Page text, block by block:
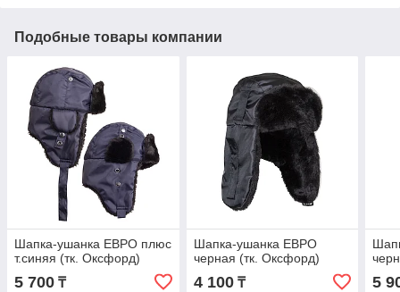
Подобные товары компании
Шапка-ушанка ЕВРО плюс
т.синяя (тк. Оксфорд)
5 700 ₸
Шапка-ушанка ЕВРО
черная (тк. Оксфорд)
4 100₸ 5